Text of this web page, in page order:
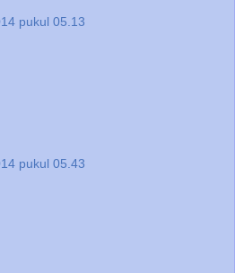
pukul 05.13
pukul 05.43